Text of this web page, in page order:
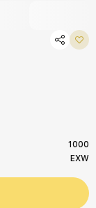
1000
EXW